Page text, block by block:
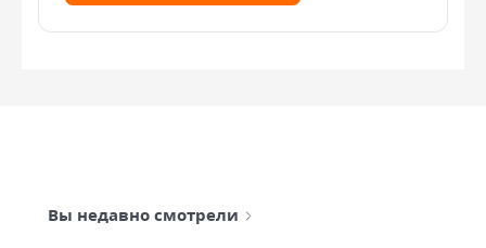
Вы недавно смотрели